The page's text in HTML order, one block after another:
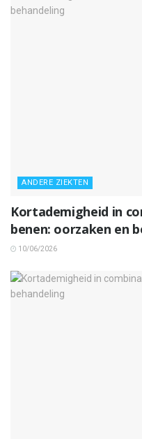
ANDERE ZIEKTEN
Kortademigheid in
benen: oorzaken en
10/06/2026